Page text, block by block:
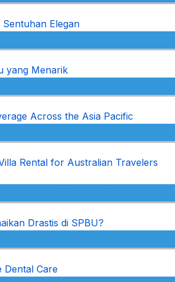
Elegan
yang Menarik
Across the Asia Pacific
Rental for Australian Travelers
Drastis di SPBU?
Dental Care